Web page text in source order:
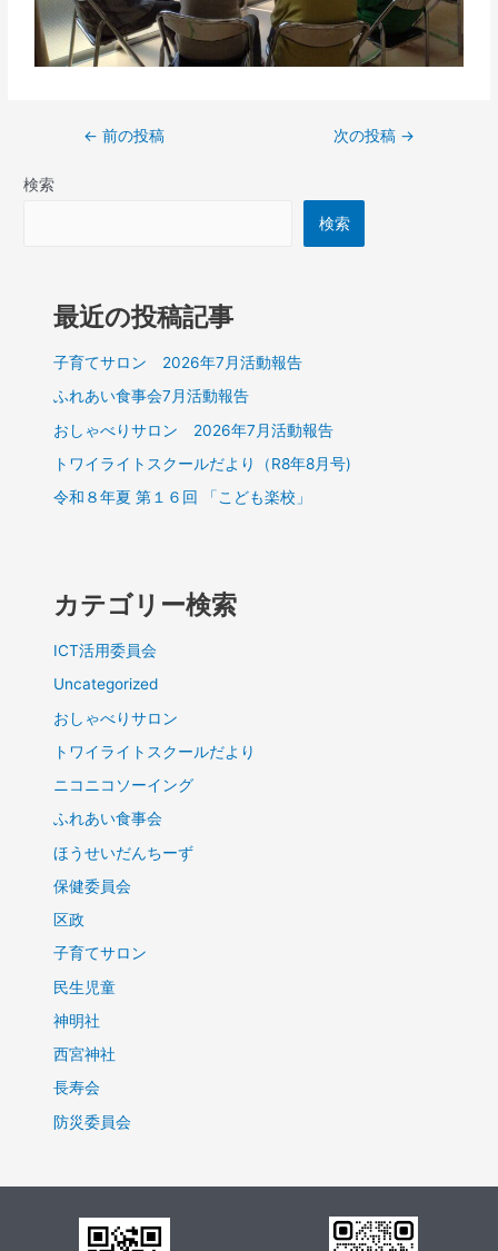
← 前の投稿 次の投稿 →
検索
検索
最近の投稿記事
子育てサロン 2026年7月活動報告
ふれあい食事会7月活動報告
おしゃべりサロン 2026年7月活動報告
トワイライトスクールだより（R8年8月号)
令和８年夏 第１６回 「こども楽校」
カテゴリー検索
ICT活用委員会
Uncategorized
おしゃべりサロン
トワイライトスクールだより
ニコニコソーイング
ふれあい食事会
ほうせいだんちーず
保健委員会
区政
子育てサロン
民生児童
神明社
西宮神社
長寿会
防災委員会